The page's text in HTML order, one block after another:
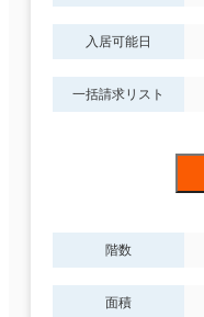
入居可能日
一括請求リスト
階数
面積